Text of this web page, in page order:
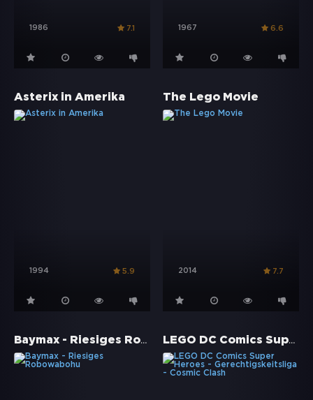
1986 7.1 1967 6.6
Asterix in Amerika
1994 5.9
The Lego Movie
2014 7.7
Baymax - Riesiges Robowabohu LEGO DC Comics Super Heroes - Gerechtigskeitsliga - Cosmic Clash